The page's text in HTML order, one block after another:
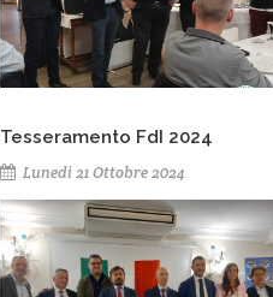
Tesseramento FdI 2024
Lunedì 21 Ottobre 2024